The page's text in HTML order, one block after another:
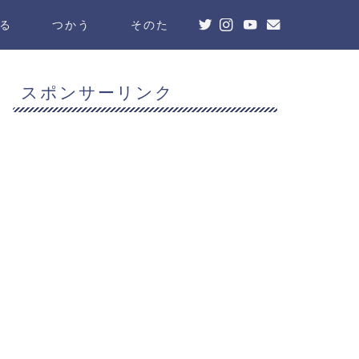
つかう そのた
スポンサーリンク